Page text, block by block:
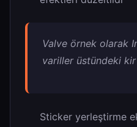
Valve örnek olarak
variller üstündeki
Sticker yerleştirme